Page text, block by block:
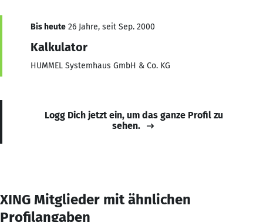
Bis heute 26 Jahre, seit Sep. 2000
Kalkulator
HUMMEL Systemhaus GmbH & Co. KG
Logg Dich jetzt ein, um das ganze Profil zu
sehen.
XING Mitglieder mit ähnlichen
Profilangaben